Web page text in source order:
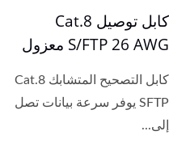
كابل توصيل Cat.8
S/FTP 26 AWG معزول
كابل التصحيح المتشابك Cat.8
SFTP يوفر سرعة بيانات تصل
إلى...